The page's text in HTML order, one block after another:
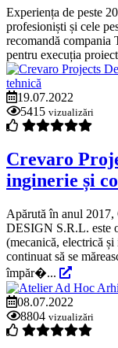
Experiența de peste
profesioniști și cele
recomandă
pentru execuția
19.07.2022
5415 vizualizări
Crevaro
inginerie și
Apărută în anul
DESIGN S.R.L. este
(mecanică, electrică
continuat să se
împăr�...
08.07.2022
8804 vizualizări